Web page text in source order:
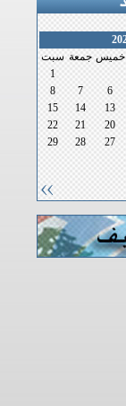
خميس جمعة سبت
1
6
7
8
13
14
15
20
21
22
27
28
29